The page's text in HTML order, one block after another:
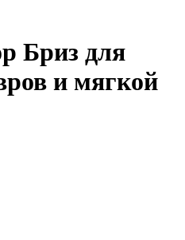
Бриз для
и мягкой